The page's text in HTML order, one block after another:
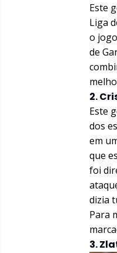
Este
Liga
o
de
2.
Este
dos
em
que
foi
dizia
Para
3.